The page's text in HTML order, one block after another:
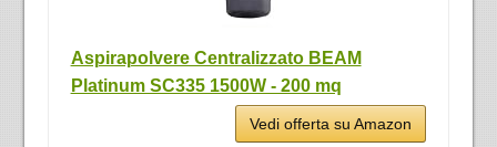
Aspirapolvere Centralizzato BEAM
Platinum SC335 1500W - 200 mq
Vedi offerta su Amazon